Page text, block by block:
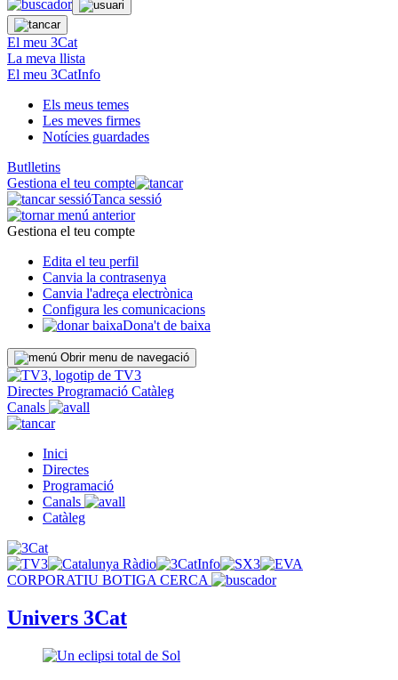
El meu 3Cat
La meva llista
El meu 3CatInfo
Els meus temes
Les meves firmes
Notícies guardades
Butlletins
Gestiona el teu compte
Tanca sessió
Gestiona el teu compte
Edita el teu perfil
Canvia la contrasenya
Canvia l'adreça electrònica
Configura les comunicacions
Dona't de baixa
Obrir menu de navegació
Directes Programació Catàleg
Canals
Inici
Directes
Programació
Canals
Catàleg
CORPORATIU BOTIGA CERCA
Univers 3Cat